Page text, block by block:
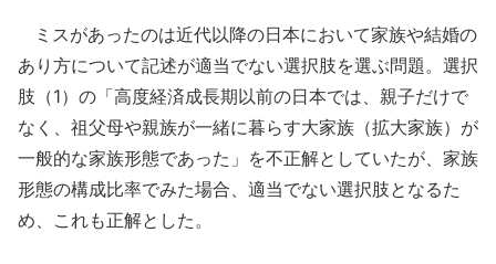
ミスがあったのは近代以降の日本において家族や結婚の
あり方について記述が適当でない選択肢を選ぶ問題。選択
肢（1）の「高度経済成長期以前の日本では、親子だけで
なく、祖父母や親族が一緒に暮らす大家族（拡大家族）が
一般的な家族形態であった」を不正解としていたが、家族
形態の構成比率でみた場合、適当でない選択肢となるた
め、これも正解とした。